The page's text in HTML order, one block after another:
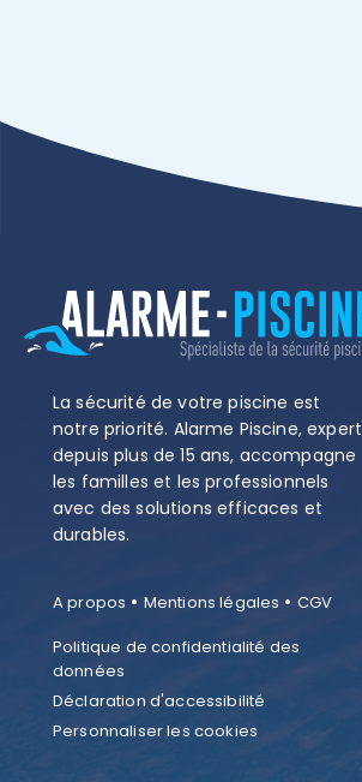
La sécurité de votre piscine est
notre priorité. Alarme Piscine, expert
depuis plus de 15 ans, accompagne
les familles et les professionnels
avec des solutions efficaces et
durables.
A propos • Mentions légales • CGV
Politique de confidentialité des
données
Déclaration d'accessibilité
Personnaliser les cookies